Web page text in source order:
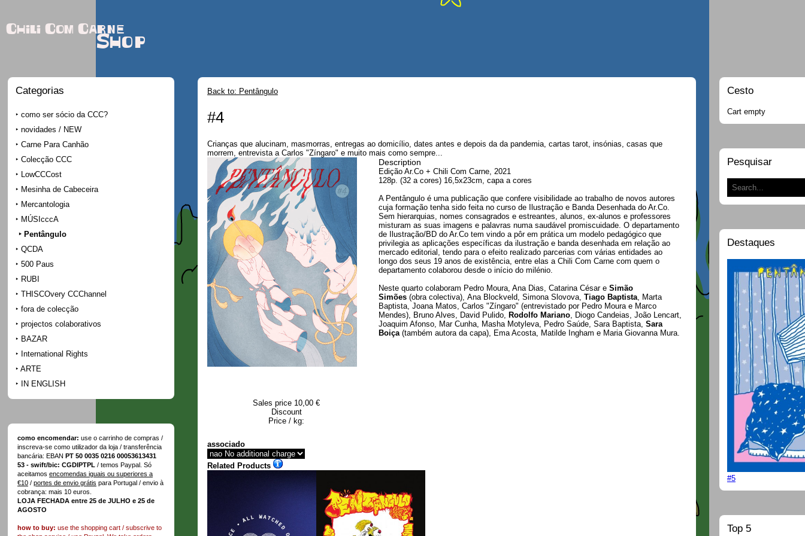
Chili Com Carne
Shop
Categorias
como ser sócio da CCC?
novidades / NEW
Carne Para Canhão
Colecção CCC
LowCCCost
Mesinha de Cabeceira
Mercantologia
MÚSIcccA
Pentângulo
QCDA
500 Paus
RUBI
THISCOvery CCChannel
fora de colecção
projectos colaborativos
BAZAR
International Rights
ARTE
IN ENGLISH
como encomendar: use o carrinho de compras /
inscreva-se como utilizador da loja / transferência
bancária: EBAN PT 50 0035 0216 00053613431
53 - swift/bic: CGDIPTPL / temos Paypal. Só
aceitamos encomendas iguais ou superiores a
€10 / portes de envio grátis para Portugal / envio à
cobrança: mais 10 euros.
LOJA FECHADA entre 25 de JULHO e 25 de
AGOSTO
how to buy: use the shopping cart / subscrive to
Back to: Pentângulo
#4
Crianças que alucinam, masmorras, entregas ao domicílio, dates antes e depois da da pandemia, cartas tarot, insónias, casas que
morrem, entrevista a Carlos "Zíngaro" e muito mais como sempre...
Sales price 10,00 €
Discount
Price / kg:
associado
Description
Edição Ar.Co + Chili Com Carne, 2021
128p. (32 a cores) 16,5x23cm, capa a cores
A Pentângulo é uma publicação que confere visibilidade ao trabalho de novos autores
cuja formação tenha sido feita no curso de Ilustração e Banda Desenhada do Ar.Co.
Sem hierarquias, nomes consagrados e estreantes, alunos, ex-alunos e professores
misturam as suas imagens e palavras numa saudável promiscuidade. O departamento
de Ilustração/BD do Ar.Co tem vindo a pôr em prática um modelo pedagógico que
privilegia as aplicações específicas da ilustração e banda desenhada em relação ao
mercado editorial, tendo para o efeito realizado parcerias com várias entidades ao
longo dos seus 19 anos de existência, entre elas a Chili Com Carne com quem o
departamento colaborou desde o início do milénio.
Neste quarto colaboram Pedro Moura, Ana Dias, Catarina César e Simão
Simões (obra colectiva), Ana Blockveld, Simona Slovova, Tiago Baptista , Marta
Baptista, Joana Matos, Carlos "Zíngaro" (entrevistado por Pedro Moura e Marco
Mendes), Bruno Alves, David Pulido, Rodolfo Mariano , Diogo Candeias, João Lencart,
Joaquim Afonso, Mar Cunha, Masha Motyleva, Pedro Saúde, Sara Baptista, Sara
Boiça (também autora da capa), Ema Acosta, Matilde Ingham e Maria Giovanna Mura.
Related Products
Cesto
Cart empty
Pesquisar
Destaques
#5
Top 5